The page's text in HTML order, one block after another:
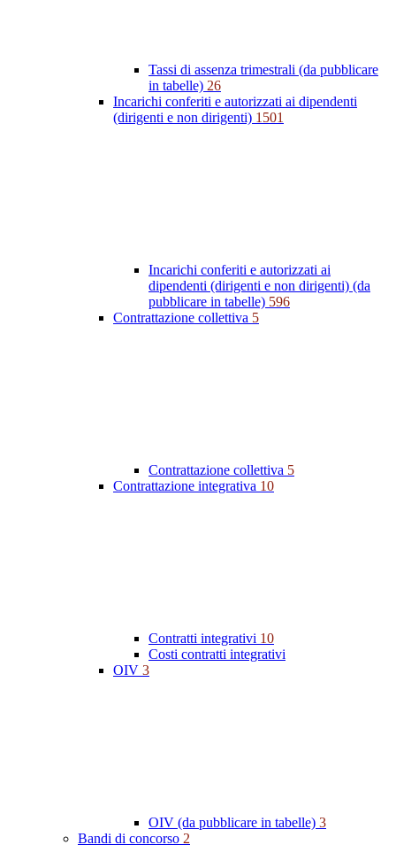
Tassi di assenza trimestrali (da pubblicare
in tabelle) 26
Incarichi conferiti e autorizzati ai dipendenti
(dirigenti e non dirigenti) 1501
Incarichi conferiti e autorizzati ai
dipendenti (dirigenti e non dirigenti) (da
pubblicare in tabelle) 596
Contrattazione collettiva 5
Contrattazione collettiva 5
Contrattazione integrativa 10
Contratti integrativi 10
Costi contratti integrativi
OIV 3
OIV (da pubblicare in tabelle) 3
Bandi di concorso 2